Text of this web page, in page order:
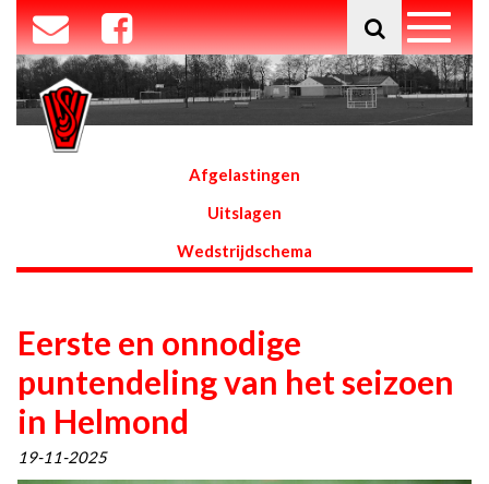
Afgelastingen
Uitslagen
Wedstrijdschema
Eerste en onnodige
puntendeling van het seizoen
in Helmond
19-11-2025